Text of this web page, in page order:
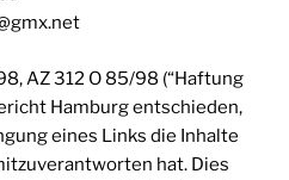
AZ 312 O 85/98 (“Haftung
Hamburg entschieden,
eines Links die Inhalte
hat. Dies